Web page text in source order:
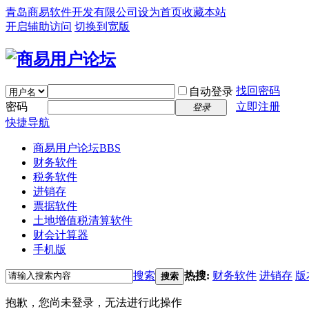
青岛商易软件开发有限公司 设为首页收藏本站
开启辅助访问 切换到宽版
自动登录 找回密码
密码
登录
立即注册
快捷导航
商易用户论坛BBS
财务软件
税务软件
进销存
票据软件
土地增值税清算软件
财会计算器
手机版
搜索 搜索 热搜: 财务软件 进销存 版
抱歉，您尚未登录，无法进行此操作